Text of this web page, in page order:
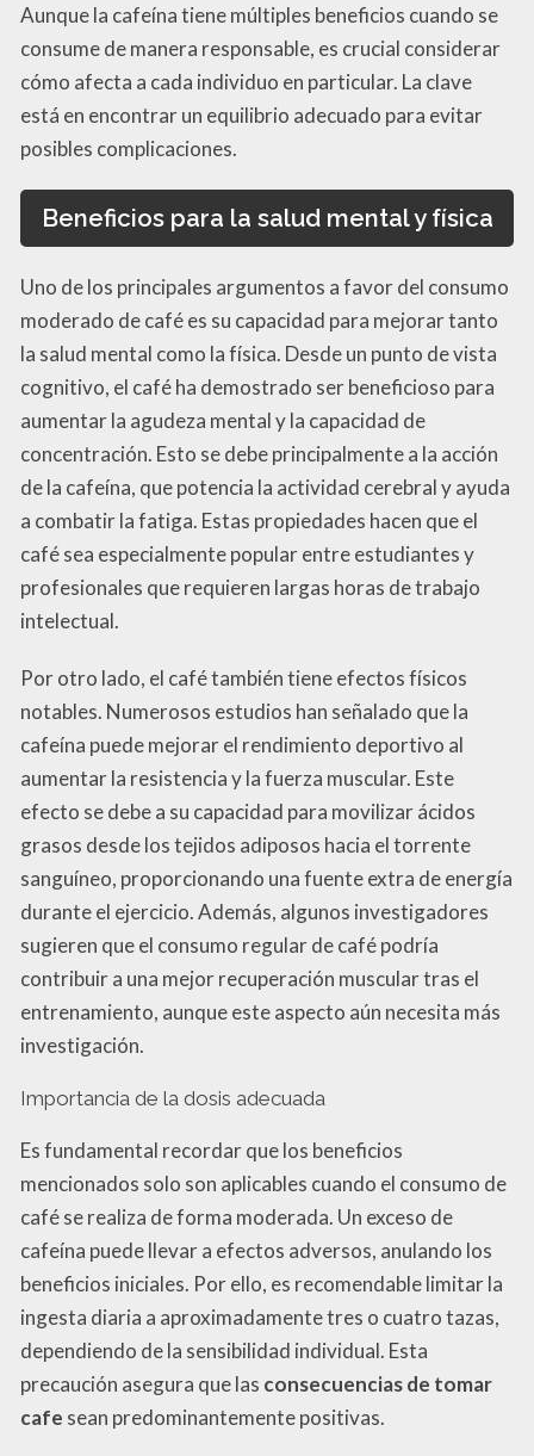
Aunque la cafeína tiene múltiples beneficios cuando se
consume de manera responsable, es crucial considerar
cómo afecta a cada individuo en particular. La clave
está en encontrar un equilibrio adecuado para evitar
posibles complicaciones.
Beneficios para la salud mental y física
Uno de los principales argumentos a favor del consumo
moderado de café es su capacidad para mejorar tanto
la salud mental como la física. Desde un punto de vista
cognitivo, el café ha demostrado ser beneficioso para
aumentar la agudeza mental y la capacidad de
concentración. Esto se debe principalmente a la acción
de la cafeína, que potencia la actividad cerebral y ayuda
a combatir la fatiga. Estas propiedades hacen que el
café sea especialmente popular entre estudiantes y
profesionales que requieren largas horas de trabajo
intelectual.
Por otro lado, el café también tiene efectos físicos
notables. Numerosos estudios han señalado que la
cafeína puede mejorar el rendimiento deportivo al
aumentar la resistencia y la fuerza muscular. Este
efecto se debe a su capacidad para movilizar ácidos
grasos desde los tejidos adiposos hacia el torrente
sanguíneo, proporcionando una fuente extra de energía
durante el ejercicio. Además, algunos investigadores
sugieren que el consumo regular de café podría
contribuir a una mejor recuperación muscular tras el
entrenamiento, aunque este aspecto aún necesita más
investigación.
Importancia de la dosis adecuada
Es fundamental recordar que los beneficios
mencionados solo son aplicables cuando el consumo de
café se realiza de forma moderada. Un exceso de
cafeína puede llevar a efectos adversos, anulando los
beneficios iniciales. Por ello, es recomendable limitar la
ingesta diaria a aproximadamente tres o cuatro tazas,
dependiendo de la sensibilidad individual. Esta
precaución asegura que las consecuencias de tomar
cafe sean predominantemente positivas.